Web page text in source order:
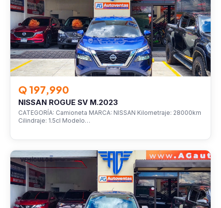
Q 197,990
NISSAN ROGUE SV M.2023
CATEGORÍA: Camioneta MARCA: NISSAN Kilometraje: 28000km
Cilindraje: 1.5cl Modelo…
VEHÍCULOS